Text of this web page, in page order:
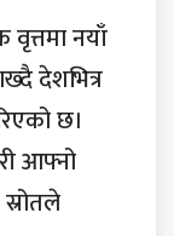
वृत्तमा नयाँ
देशभित्र
छ।
आफ्नो
स्रोतले